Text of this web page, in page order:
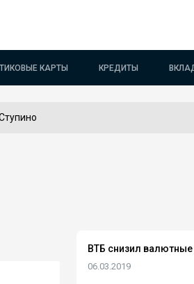
КАРТЫ КРЕДИТЫ
ВТБ снизил валютные
06.03.2019